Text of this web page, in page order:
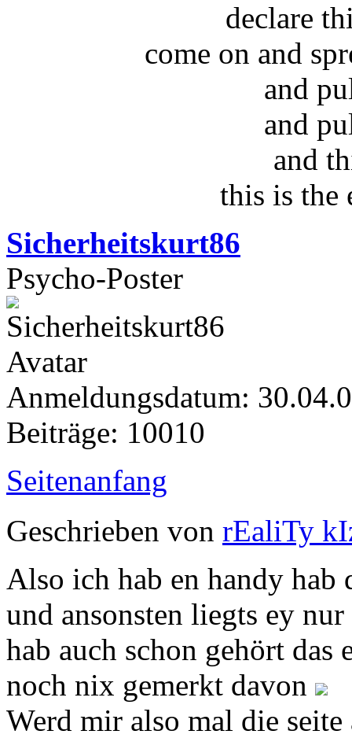
declare
come on and
and
and
and
this is the
Sicherheitskurt86
Psycho-Poster
Anmeldungsdatum:
Beiträge: 10010
Seitenanfang
Geschrieben von rEaliTy
Also ich hab en handy hab
und ansonsten liegts ey
hab auch schon gehört das
noch nix gemerkt davon
Werd mir also mal die